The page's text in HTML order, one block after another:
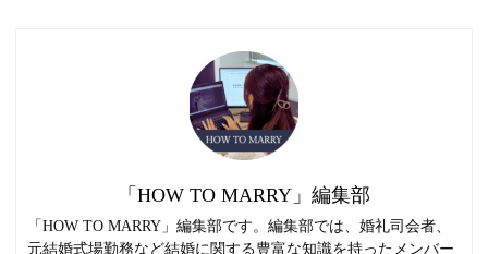
「HOW TO MARRY」編集部
「HOW TO MARRY」編集部です。編集部では、婚礼司会者、
元結婚式場勤務など結婚に関する豊富な知識を持ったメンバー